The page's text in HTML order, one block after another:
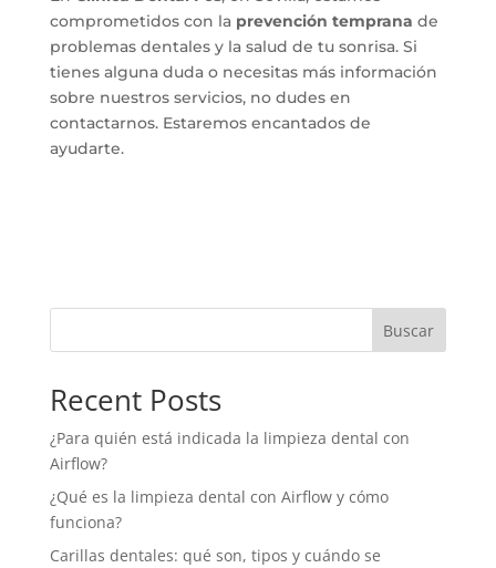
comprometidos con la prevención temprana de
problemas dentales y la salud de tu sonrisa. Si
tienes alguna duda o necesitas más información
sobre nuestros servicios, no dudes en
contactarnos. Estaremos encantados de
ayudarte.
Buscar
Recent Posts
¿Para quién está indicada la limpieza dental con
Airflow?
¿Qué es la limpieza dental con Airflow y cómo
funciona?
Carillas dentales: qué son, tipos y cuándo se